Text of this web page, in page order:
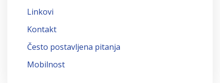
Linkovi
Kontakt
Često postavljena pitanja
Mobilnost